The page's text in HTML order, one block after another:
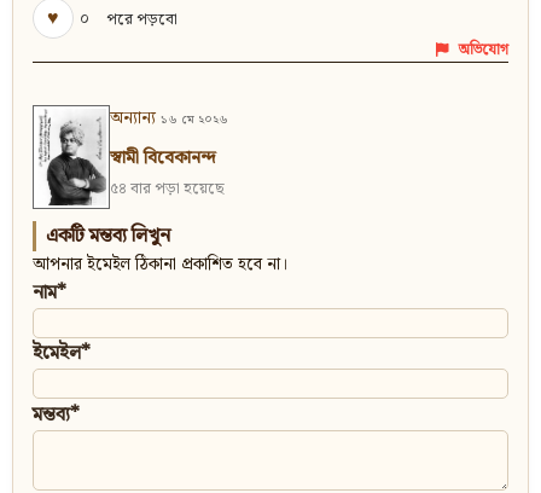
♥
০ পরে পড়বো
অভিযোগ
অন্যান্য ১৬ মে ২০২৬
স্বামী বিবেকানন্দ
৫৪ বার পড়া হয়েছে
একটি মন্তব্য লিখুন
আপনার ইমেইল ঠিকানা প্রকাশিত হবে না।
নাম*
ইমেইল*
মন্তব্য*